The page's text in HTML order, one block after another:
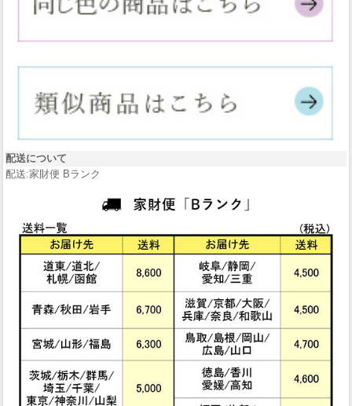
配送について
配送:家財便 Bランク